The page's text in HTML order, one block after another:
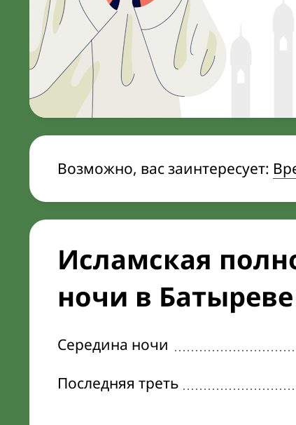
Возможно, вас заинтересует:
Исламская
ночи в Батыреве
Середина ночи
Последняя треть